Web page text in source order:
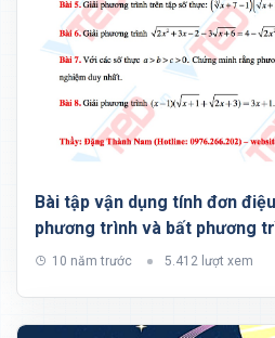
Bài tập vận dụng tính đơn
phương trình và bất
10 năm trước 5.412 lượt xem